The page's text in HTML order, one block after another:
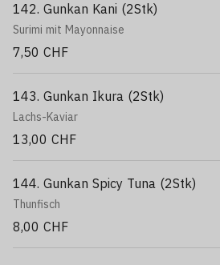
142. Gunkan Kani (2Stk)
Surimi mit Mayonnaise
7,50 CHF
143. Gunkan Ikura (2Stk)
Lachs-Kaviar
13,00 CHF
144. Gunkan Spicy Tuna (2Stk)
Thunfisch
8,00 CHF